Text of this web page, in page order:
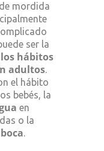
mordida
ser la
hábitos
adultos.
el hábito
bebés, la
en
o la
.